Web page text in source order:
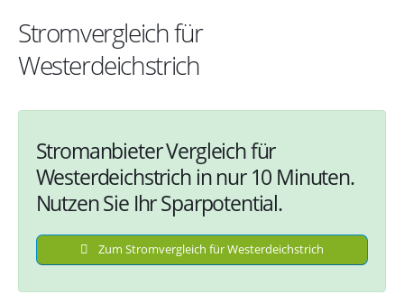
Stromvergleich für
Westerdeichstrich
Stromanbieter Vergleich für
Westerdeichstrich in nur 10 Minuten.
Nutzen Sie Ihr Sparpotential.
Zum Stromvergleich für Westerdeichstrich